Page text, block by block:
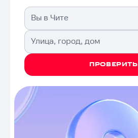
Вы в Чите
Улица, город, дом
ПРОВЕРИТЬ